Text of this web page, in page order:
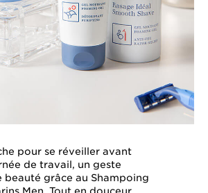
pour se réveiller avant
de travail, un geste
grâce au Shampoing
Men . Tout en douceur,